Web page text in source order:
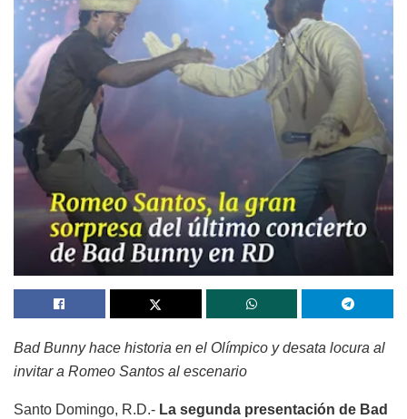
Bad Bunny hace historia en el Olímpico y desata locura al
invitar a Romeo Santos al escenario
Santo Domingo, R.D.- La segunda presentación de Bad